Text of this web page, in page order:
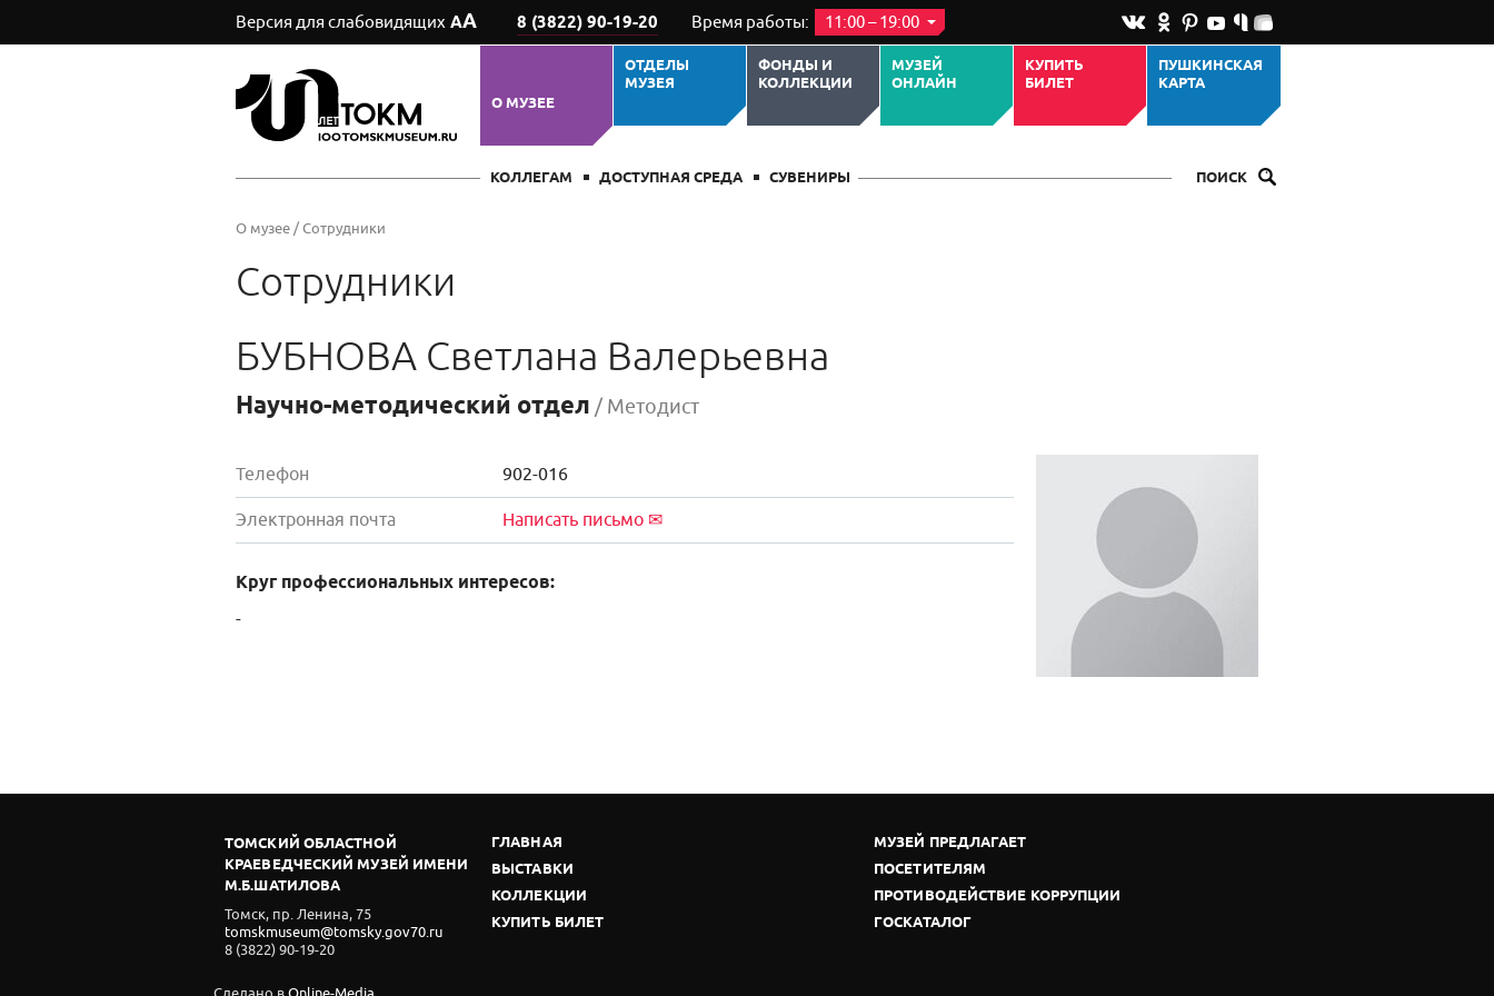
Версия для слабовидящих АА 8 (3822) 90-19-20 Время работы: 11:00 – 19:00
О МУЗЕЕ
ОТДЕЛЫ
МУЗЕЯ
ФОНДЫ И
КОЛЛЕКЦИИ
МУЗЕЙ
ОНЛАЙН
КУПИТЬ
БИЛЕТ
ПУШКИНСКАЯ
КАРТА
КОЛЛЕГАМ ДОСТУПНАЯ СРЕДА СУВЕНИРЫ ПОИСК
О музее/Сотрудники
Сотрудники
БУБНОВА Светлана Валерьевна
Научно-методический отдел / Методист
Телефон 902-016
Электронная почта Написать письмо ✉
Круг профессиональных интересов:
-
ТОМСКИЙ ОБЛАСТНОЙ
КРАЕВЕДЧЕСКИЙ МУЗЕЙ ИМЕНИ
М.Б.ШАТИЛОВА
Томск, пр. Ленина, 75
tomskmuseum@tomsky.gov70.ru
8 (3822) 90-19-20
ГЛАВНАЯ
МУЗЕЙ ПРЕДЛАГАЕТ
ВЫСТАВКИ
ПОСЕТИТЕЛЯМ
КОЛЛЕКЦИИ
ПРОТИВОДЕЙСТВИЕ КОРРУПЦИИ
КУПИТЬ БИЛЕТ
ГОСКАТАЛОГ